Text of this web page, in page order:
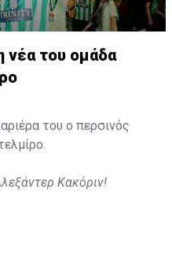
νέα του ομάδα
του ο περσινός
Κακόριν!